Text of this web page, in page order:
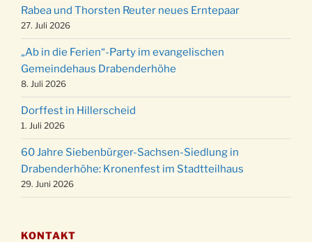
24.12. Familiengottesdienst in der FeG um 16 Uhr
24.12.
Weihnachtsgottesdienst in der Kirche um
15:00 Uhr
24.12.
Weihnachtsgottesdienst in der Kirche um
18:00 Uhr
24.12.
Christmette mit der ev. Jugend in der Kirche
um 23:00 Uhr
31.12.
Gottesdienst zu Silvester in der Kirche um
18:00 Uhr
Rabea und Thorsten Reuter neues Erntepaar
27. Juli 2026
„Ab in die Ferien“-Party im evangelischen
Gemeindehaus Drabenderhöhe
8. Juli 2026
Dorffest in Hillerscheid
1. Juli 2026
60 Jahre Siebenbürger-Sachsen-Siedlung in
Drabenderhöhe: Kronenfest im Stadtteilhaus
29. Juni 2026
KONTAKT